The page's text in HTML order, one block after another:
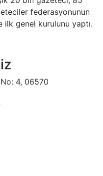
federasyonunun
ilk genel kurulunu yaptı.
4, 06570